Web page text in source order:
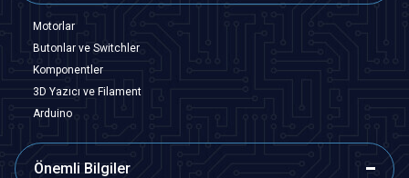
Motorlar
Butonlar ve Switchler
Komponentler
3D Yazıcı ve Filament
Arduino
Önemli Bilgiler